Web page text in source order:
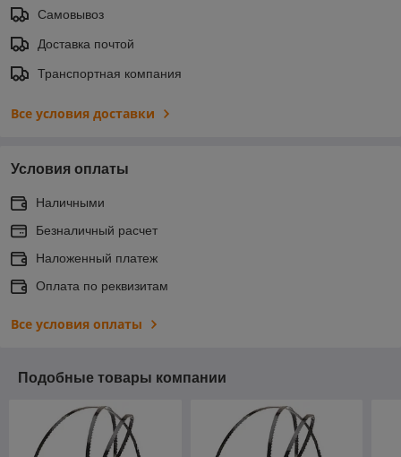
Самовывоз
Доставка почтой
Транспортная компания
Все условия доставки
Условия оплаты
Наличными
Безналичный расчет
Наложенный платеж
Оплата по реквизитам
Все условия оплаты
Подобные товары компании